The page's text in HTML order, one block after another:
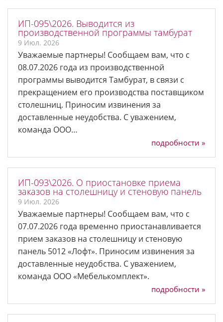
ИП-095\2026. Выводится из
производственной программы тамбурат
9 Июл. 2026
Уважаемые партнеры! Сообщаем вам, что с
08.07.2026 года из производственной
программы выводится Тамбурат, в связи с
прекращением его производства поставщиком
столешниц. Приносим извинения за
доставленные неудобства. С уважением,
команда ООО…
подробности »
ИП-093\2026. О приостановке приема
заказов на столешницу и стеновую панель
9 Июл. 2026
Уважаемые партнеры! Сообщаем вам, что с
07.07.2026 года временно приостанавливается
прием заказов на столешницу и стеновую
панель 5012 «Лофт». Приносим извинения за
доставленные неудобства. С уважением,
команда ООО «Мебелькомплект».
подробности »